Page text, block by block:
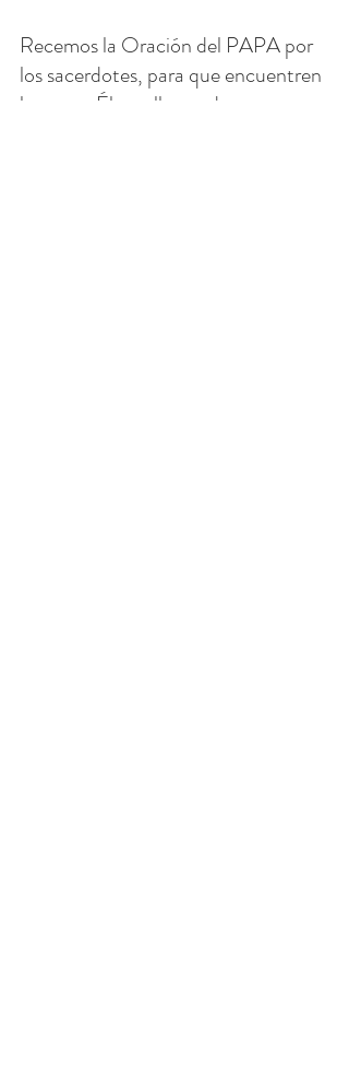
Recemos la Oración del PAPA por
los sacerdotes, para que encuentren
la paz en Él y se llenen de amor por